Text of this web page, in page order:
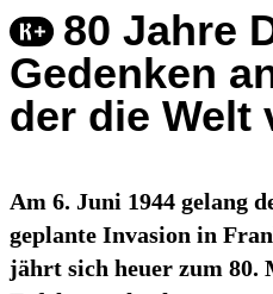
80 Jahre
Gedenken
der die Welt
Am 6. Juni 1944 gelang
geplante Invasion in
jährt sich heuer zum 80.